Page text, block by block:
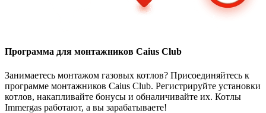
Программа для монтажников Caius Club
Занимаетесь монтажом газовых котлов? Присоединяйтесь к
программе монтажников Caius Club. Регистрируйте установки
котлов, накапливайте бонусы и обналичивайте их. Котлы
Immergas работают, а вы зарабатываете!